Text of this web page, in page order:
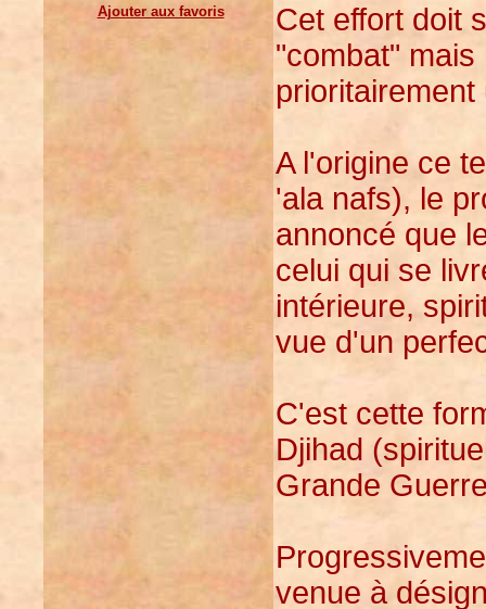
Ajouter aux favoris
Cet effort doit
"combat"
A l'origine ce
'ala nafs), le
annoncé que
celui qui se
intérieure,
vue d'un
C'est cette
Djihad
Grande
venue à